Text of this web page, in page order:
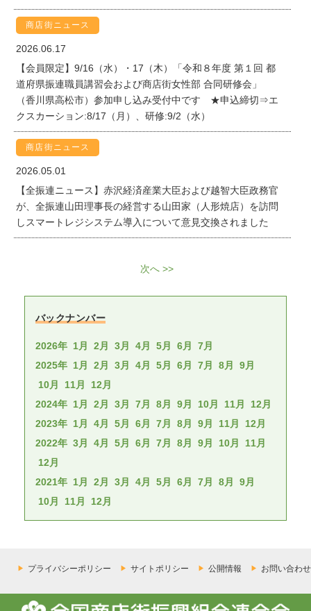
商店街ニュース
2026.06.17
【会員限定】9/16（水）・17（木）「令和８年度 第１回 都
道府県振連職員講習会および商店街女性部 合同研修会」
（香川県高松市）参加申し込み受付中です ★申込締切⇒エ
クスカーション:8/17（月）、研修:9/2（水）
商店街ニュース
2026.05.01
【全振連ニュース】赤沢経済産業大臣および越智大臣政務官
が、全振連山田理事長の経営する山田家（人形焼店）を訪問
しスマートレジシステム導入について意見交換されました
次へ >>
バックナンバー
2026年 1月 2月 3月 4月 5月 6月
7月
2025年 1月 2月 3月 4月 5月 6月 7月 8月
9月
10月
11月
12月
2024年 1月 2月 3月 7月 8月 9月 10月 11月
12月
2023年 1月 4月 5月 6月 7月 8月 9月 11月
12月
2022年 3月 4月 5月 6月 7月 8月 9月 10月
11月
12月
2021年 1月 2月 3月 4月 5月 6月 7月 8月
9月
10月
11月 12月
プライバシーポリシー サイトポリシー 公開情報 お問い合わせ